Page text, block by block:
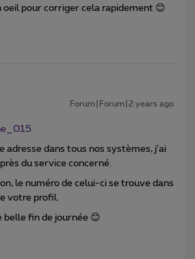
oeil pour corriger cela rapidement 😊
Forum|Forum|2 years ago
dans tous nos systèmes, j’ai
du service concerné.
le numéro de celui-ci se trouve dans
votre profil.
belle fin de journée 😊